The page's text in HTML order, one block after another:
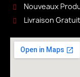
Nouveaux
Livraison